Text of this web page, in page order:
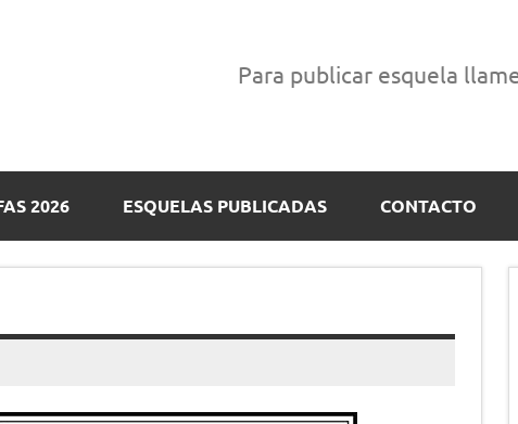
Para publicar esquela
2026 ESQUELAS PUBLICADAS CONTACTO